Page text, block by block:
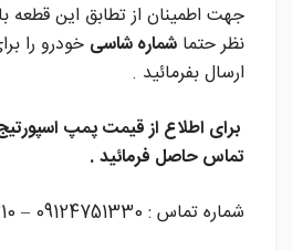
جهت اطمینان از تطابق این قطعه
نظر حتما شماره شاسی خودرو را
ارسال بفرمائید .
برای اطلاع از قیمت پمپ
تماس حاصل فرمائید .
شماره تماس : 09124751330 – 02136919310